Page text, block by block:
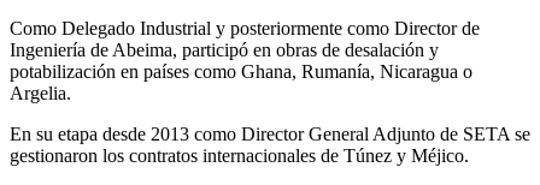
Como Delegado Industrial y posteriormente como Director de
Ingeniería de Abeima, participó en obras de desalación y
potabilización en países como Ghana, Rumanía, Nicaragua o
Argelia.
En su etapa desde 2013 como Director General Adjunto de SETA se
gestionaron los contratos internacionales de Túnez y Méjico.